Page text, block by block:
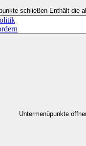
schließen Enthält die
Untermenüpunkte